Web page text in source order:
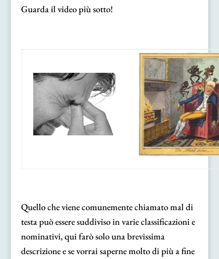
Guarda il video più sotto!
Quello che viene comunemente chiamato mal di
testa può essere suddiviso in varie classificazioni e
nominativi, qui farò solo una brevissima
descrizione e se vorrai saperne molto di più a fine